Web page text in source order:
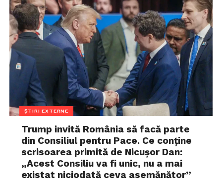
ȘTIRI EXTERNE
Trump invită România să facă parte
din Consiliul pentru Pace. Ce conține
scrisoarea primită de Nicușor Dan:
„Acest Consiliu va fi unic, nu a mai
existat niciodată ceva asemănător”